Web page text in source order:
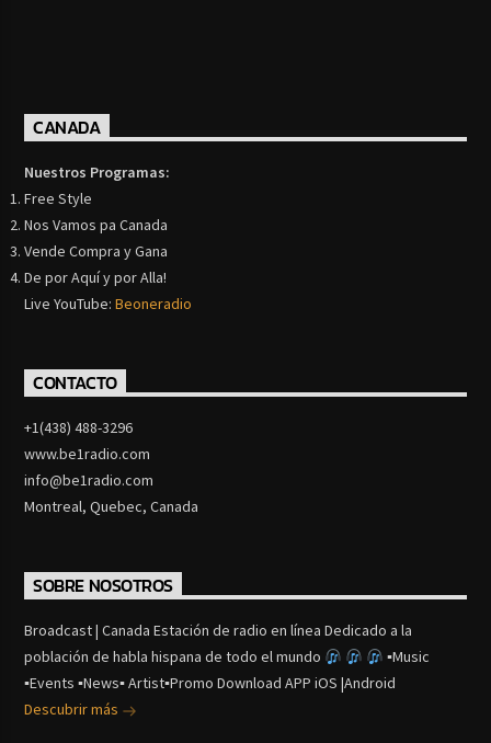
CANADA
Nuestros Programas:
Free Style
Nos Vamos pa Canada
Vende Compra y Gana
De por Aquí y por Alla!
Live YouTube:Beoneradio
CONTACTO
+1(438) 488-3296
www.be1radio.com
info@be1radio.com
Montreal, Quebec, Canada
SOBRE NOSOTROS
Broadcast | Canada Estación de radio en línea Dedicado a la
población de habla hispana de todo el mundo
▪Music
▪Events ▪News▪ Artist▪Promo Download APP iOS |Android
Descubrir más